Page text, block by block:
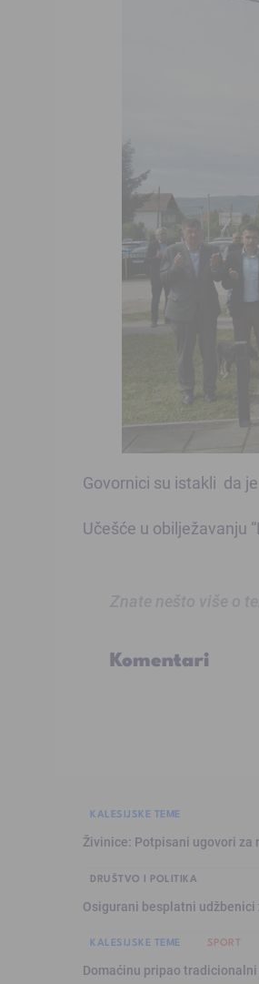
Govornici su istakli da
Učešće u obilježavanju
Znate nešto više o
Komentari
KALESIJSKE TEME
Živinice: Potpisani ugovori
DRUŠTVO I POLITIKA
Osigurani besplatni
KALESIJSKE TEME SPORT
Domaćinu pripao tradicionalni